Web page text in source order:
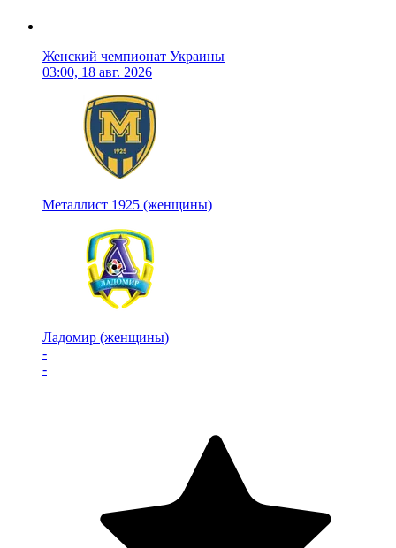
Женский чемпионат Украины
03:00, 18 авг. 2026
Металлист 1925 (женщины)
Ладомир (женщины)
-
-